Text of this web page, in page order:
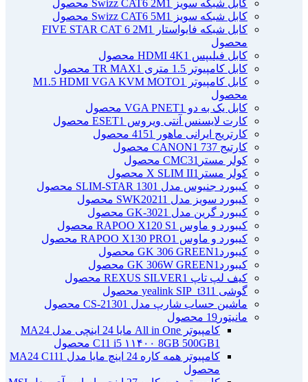
کابل شبکه سویز Swizz CAT6 2M
1 محصول
کابل شبکه سویز Swizz CAT6 5M
1 محصول
کابل شبکه فایواستار FIVE STAR CAT 6 2M
1
محصول
کابل فیلیپس HDMI 4K 1 محصول
کابل کامپیوتر 1.5 متری TR MAX
1 محصول
کابل کامپیوتر M1.5 HDMI VGA KVM MOTO
1
محصول
کابل یک به دو VGA PNET 1 محصول
کارت لایسنس آنتی ویروس ESET 1 محصول
کارتریج ایرانی ماهور 415
1 محصول
کارتیج 737 CANON
1 محصول
کولر مسترCMC3 1 محصول
کولر مسترX SLIM II 1 محصول
کیبورد جنیوس مدل SLIM-STAR 130 1 محصول
کیبورد سویز مدل SWK2021 1 محصول
کیبورد گرین مدل GK-302 1 محصول
کیبورد و ماوس RAPOO X120 S 1 محصول
کیبورد و ماوس RAPOO X130 PRO 1 محصول
کیبوردGK 306 GREEN 1 محصول
کیبوردGK 306W GREEN 1 محصول
کیف لپ تاپ REXUS SILVER 1 محصول
گوشی yealink SIP_t31 1 محصول
ماشین حساب شارپ مدل CS-2130 1 محصول
مانیتور 19 محصول
کامپیوتر All in One مایا 24 اینچی مدل MA24
C11 i5 ۱۱۴۰۰ 8GB 500GB1 محصول
کامپیوتر همه کاره 24 اینچ مایا مدل MA24 C11
1
محصول